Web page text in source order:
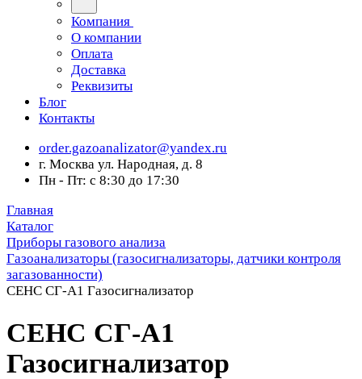
Компания
О компании
Оплата
Доставка
Реквизиты
Блог
Контакты
order.gazoanalizator@yandex.ru
г. Москва ул. Народная, д. 8
Пн - Пт: с 8:30 до 17:30
Главная
Каталог
Приборы газового анализа
Газоанализаторы (газосигнализаторы, датчики контроля
загазованности)
СЕНС СГ-А1 Газосигнализатор
СЕНС СГ-А1
Газосигнализатор